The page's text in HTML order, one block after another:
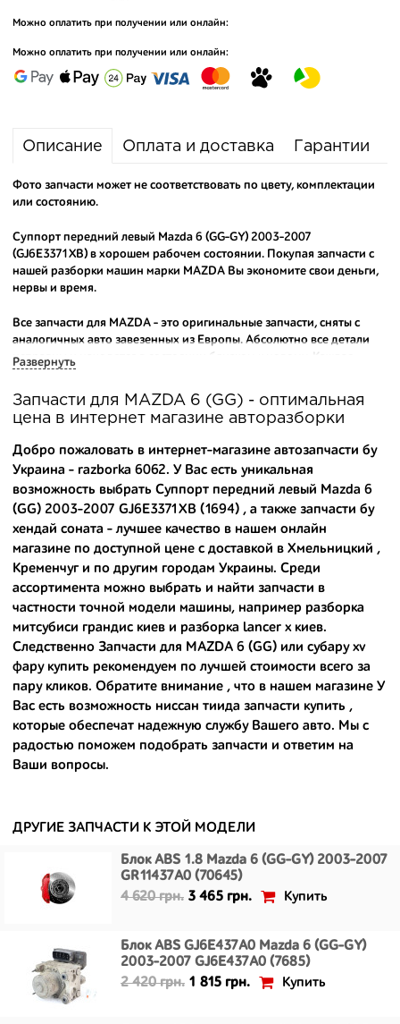
Можно оплатить при получении или онлайн:
Можно оплатить при получении или онлайн:
Описание Оплата и доставка Гарантии
Фото запчасти может не соответствовать по цвету, комплектации
или состоянию.
Суппорт передний левый Mazda 6 (GG-GY) 2003-2007
(GJ6E3371XB) в хорошем рабочем состоянии. Покупая запчасти с
нашей разборки машин марки MAZDA Вы экономите свои деньги,
нервы и время.
Все запчасти для MAZDA - это оригинальные запчасти, сняты с
аналогичных авто завезенных из Европы. Абсолютно все детали
исправны и находятся в состоянии близком к новому. Каждая
производителя.
Вашему вниманию предлагаем широкий ассортимент
автозапчастей для
и других популярных
марок. Мы продаем оригинальные и высококачественные запчасти,
отказываясь от контрафактных аналогов.
Многие наши оптовые клиенты рекомендуют именно нашу
разборку как надежного и проверенного продавца. Если вам
требуется приобрести оптовую партию деталей для японских
автомобилей, то консультанты нашего интернет-магазина
подберут вам товар и укомплектуют партию. Также мы поможем с
правильным выбором по каталогу автозапчастей.
Купить комплектующие для авто с разборки – хорошее решение.
Ведь наши запчасти:
- доступные по цене;
- сняты только с автомобилей, которые ездили по превосходным
европейским и японским дорогам;
- имеют большой запас прочности и невыробатанный ресурс, и
Развернуть
Запчасти для MAZDA 6 (GG) - оптимальная
цена в интернет магазине авторазборки
Добро пожаловать в интернет-магазине автозапчасти бу
Украина - razborka 6062. У Вас есть уникальная
возможность выбрать Суппорт передний левый Mazda 6
(GG) 2003-2007 GJ6E3371XB (1694) , а также запчасти бу
хендай соната - лучшее качество в нашем онлайн
магазине по доступной цене с доставкой в Хмельницкий ,
Кременчуг и по другим городам Украины. Среди
ассортимента можно выбрать и найти запчасти в
частности точной модели машины, например разборка
митсубиси грандис киев и разборка lancer x киев.
Следственно Запчасти для MAZDA 6 (GG) или субару xv
фару купить рекомендуем по лучшей стоимости всего за
пару кликов. Обратите внимание , что в нашем магазине У
Вас есть возможность ниссан тиида запчасти купить ,
которые обеспечат надежную службу Вашего авто. Мы с
радостью поможем подобрать запчасти и ответим на
Ваши вопросы.
ДРУГИЕ ЗАПЧАСТИ К ЭТОЙ МОДЕЛИ
Блок ABS 1.8 Mazda 6 (GG-GY) 2003-2007
GR11437A0 (70645)
4 620 грн. 3 465 грн. Купить
Блок ABS GJ6E437A0 Mazda 6 (GG-GY)
2003-2007 GJ6E437A0 (7685)
2 420 грн. 1 815 грн. Купить